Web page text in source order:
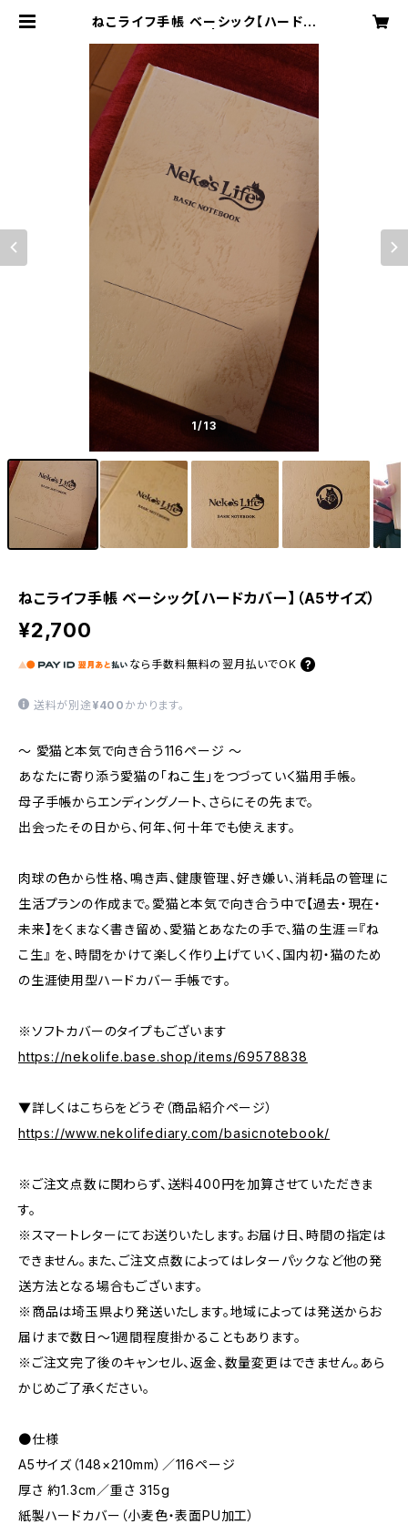
ねこライフ手帳 ベーシック【ハードカ
製作委員会
1/13
ねこライフ手帳 ベーシック【ハードカバー】（A5サイズ）
¥2,700
なら 手数料無料の 翌月払いでOK
送料が別途 ¥400 かかります。
～ 愛猫と本気で向き合う116ページ ～
あなたに寄り添う愛猫の「ねこ生」をつづっていく猫用手帳。
母子手帳からエンディングノート、さらにその先まで。
出会ったその日から、何年、何十年でも使えます。
肉球の色から性格、鳴き声、健康管理、好き嫌い、消耗品の管理に
生活プランの作成まで。愛猫と本気で向き合う中で【過去・現在・
未来】をくまなく書き留め、愛猫とあなたの手で、猫の生涯＝『ね
こ生』 を、時間をかけて楽しく作り上げていく、国内初・猫のため
の生涯使用型ハードカバー手帳です。
※ソフトカバーのタイプもございます
https://nekolife.base.shop/items/69578838
▼詳しくはこちらをどうぞ（商品紹介ページ）
https://www.nekolifediary.com/basicnotebook/
※ご注文点数に関わらず、送料400円を加算させていただきま
す。
※スマートレターにてお送りいたします。お届け日、時間の指定は
できません。また、ご注文点数によってはレターパックなど他の発
送方法となる場合もございます。
※商品は埼玉県より発送いたします。地域によっては発送からお
届けまで数日～1週間程度掛かることもあります。
※ご注文完了後のキャンセル、返金、数量変更はできません。あら
かじめご了承ください。
●仕様
A5サイズ（148×210mm）／116ページ
厚さ 約1.3cm／重さ 315g
紙製ハードカバー（小麦色・表面PU加工）